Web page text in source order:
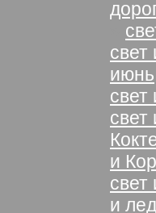
свет
июнь
свет
и
свет
и лед